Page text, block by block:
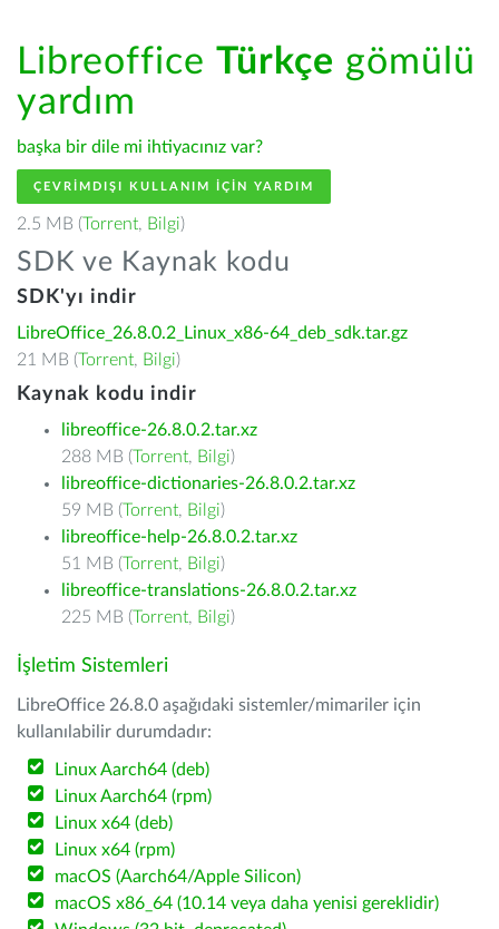
Libreoffice Türkçe gömülü
yardım
başka bir dile mi ihtiyacınız var?
ÇEVRIMDIŞI KULLANIM IÇIN YARDIM
2.5 MB (Torrent, Bilgi)
SDK ve Kaynak kodu
SDK'yı indir
LibreOffice_26.8.0.2_Linux_x86-64_deb_sdk.tar.gz
21 MB (Torrent, Bilgi)
Kaynak kodu indir
libreoffice-26.8.0.2.tar.xz
288 MB (Torrent, Bilgi)
libreoffice-dictionaries-26.8.0.2.tar.xz
59 MB (Torrent, Bilgi)
libreoffice-help-26.8.0.2.tar.xz
51 MB (Torrent, Bilgi)
libreoffice-translations-26.8.0.2.tar.xz
225 MB (Torrent, Bilgi)
İşletim Sistemleri
LibreOffice 26.8.0 aşağıdaki sistemler/mimariler için
kullanılabilir durumdadır:
Linux Aarch64 (deb)
Linux Aarch64 (rpm)
Linux x64 (deb)
Linux x64 (rpm)
macOS (Aarch64/Apple Silicon)
macOS x86_64 (10.14 veya daha yenisi gereklidir)